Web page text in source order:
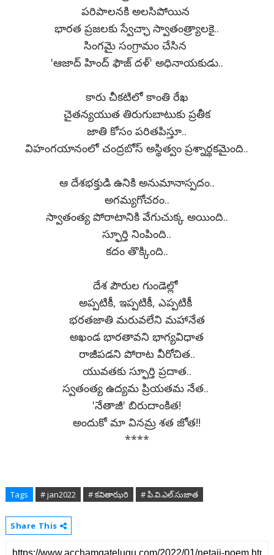
పరిపాలనకి అలసిపోయిన
భారత ప్రజలకు స్వేచ్ఛా స్వాతంత్ర్యాలకై..
సింగమై సంగ్రామం చేసిన
'ఆజాద్ హింద్ ఫౌజ్ దళ్' అధినాయకుడు..
కారు చీకటిలో కాంతి రేఖ
చైతన్యయుత తిరుగుబాటుకు ప్రతీక
జాతి కోసం పరితపిస్తూ..
విహంగయానంలో చంద్రబోస్ అస్థిత్వం ప్రశ్నార్థకమైంది..
ఆ దేశభక్తుడి ఉనికి అనుమానాస్పదం..
అగమ్యగోచరం..
స్వాతంత్య పోరాటానికి వేగుచుక్క అయింది..
స్ఫూర్తి నింపింది..
కదం తొక్కింది..
దేశ పౌరుల గుండెల్లో
అప్పటికీ, ఇప్పటికీ, ఎప్పటికీ
భరతజాతి మరువలేని మహానేత
అఖండ భారతావని భాగ్యవిధాత
రాజీపడని పోరాట వీరోచిత..
యువతకు స్ఫూర్తి ప్రదాత..
స్వతంత్య ఉద్యమ ప్రియతమ నేత..
'నేతాజీ' బిరుదాంకిత!
అందుకో మా వినమ్ర శత జోత!!
****
Tags # jan2022 # కవితాఝరి # పి.వి.ఎల్.సుజాత
Share This